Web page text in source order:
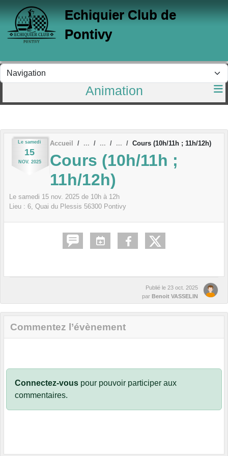
Echiquier Club de
Pontivy
Animation
Le samedi
15
NOV. 2025
Accueil Cours (10h/11h ; 11h/12h)
Cours (10h/11h ;
11h/12h)
Le samedi 15 nov. 2025 de 10h à 12h
Lieu : 6, Quai du Plessis 56300 Pontivy
Publié le 23 oct. 2025
par Benoit VASSELIN
Commentez l’évènement
Connectez-vous pour pouvoir participer aux
commentaires.
Panneau de gestion des cookies